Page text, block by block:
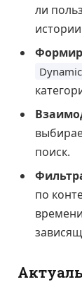
ли
поиск.
по